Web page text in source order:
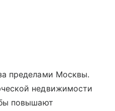
пределами Москвы.
недвижимости
повышают